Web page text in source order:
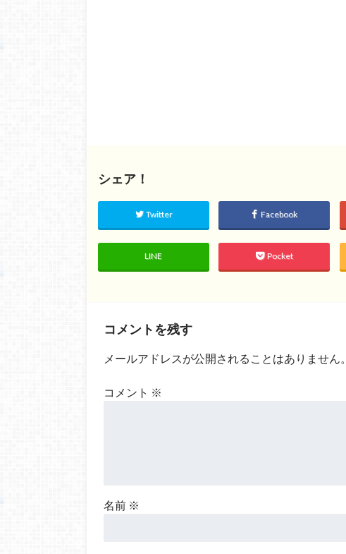
シェア！
Twitter Facebook
LINE Pocket
コメントを残す
メールアドレスが公開されることはありません。
コメント ※
名前 ※